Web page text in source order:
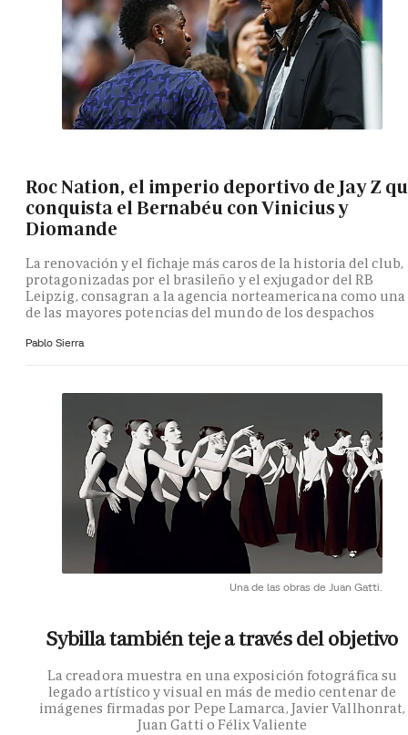
Roc Nation, el imperio deportivo de Jay Z
conquista el Bernabéu con Vinicius y
Diomande
La renovación y el fichaje más caros de la historia del club,
protagonizadas por el brasileño y el exjugador del RB
Leipzig, consagran a la agencia norteamericana como una
de las mayores potencias del mundo de los despachos
Pablo Sierra
Una de las obras de Juan Gatti.
Sybilla también teje a través del objetivo
La creadora muestra en una exposición fotográfica su
legado artístico y visual en más de medio centenar de
imágenes firmadas por Pepe Lamarca, Javier Vallhonrat,
Juan Gatti o Félix Valiente